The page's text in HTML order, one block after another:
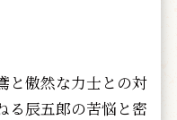
と傲然な力士との対
る辰五郎の苦悩と密